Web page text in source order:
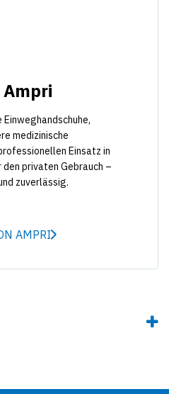
medizinische
Einsatz in
den privaten Gebrauch –
zuverlässig.
AMPRI